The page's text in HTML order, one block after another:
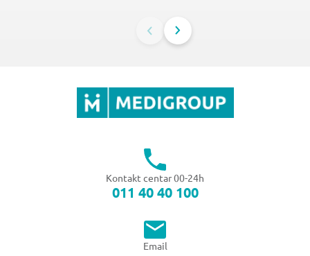
Kontakt centar 00-24h
011 40 40 100
Email